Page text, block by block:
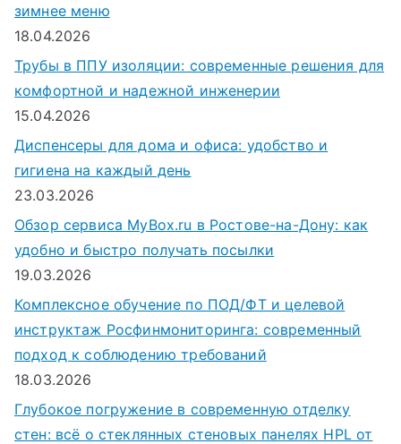
зимнее меню
18.04.2026
Трубы в ППУ изоляции: современные решения для
комфортной и надежной инженерии
15.04.2026
Диспенсеры для дома и офиса: удобство и
гигиена на каждый день
23.03.2026
Обзор сервиса MyBox.ru в Ростове-на-Дону: как
удобно и быстро получать посылки
19.03.2026
Комплексное обучение по ПОД/ФТ и целевой
инструктаж Росфинмониторинга: современный
подход к соблюдению требований
18.03.2026
Глубокое погружение в современную отделку
стен: всё о стеклянных стеновых панелях HPL от